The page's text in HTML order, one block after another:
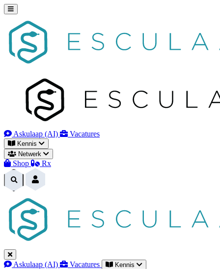
Naar
inhoud
Askulaap (AI) Vacatures
Kennis
Netwerk
Shop Rx
Askulaap (AI) Vacatures Kennis